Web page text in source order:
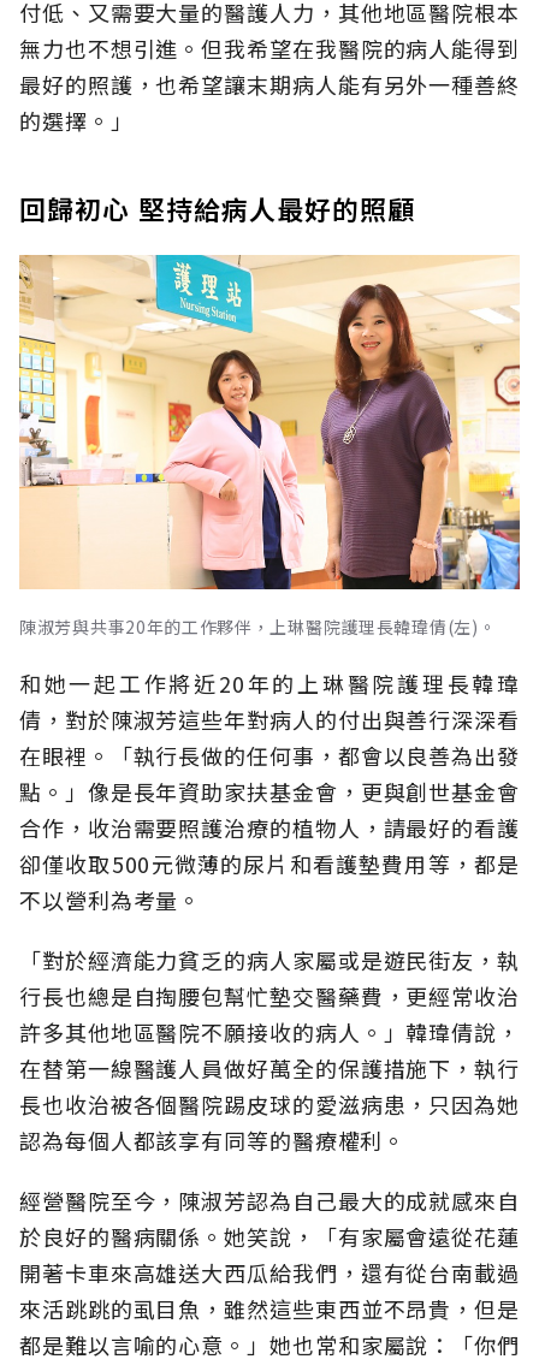
付低、又需要大量的醫護人力，其他地區醫院根本
無力也不想引進。但我希望在我醫院的病人能得到
最好的照護，也希望讓末期病人能有另外一種善終
的選擇。」
回歸初心 堅持給病人最好的照顧
陳淑芳與共事20年的工作夥伴，上琳醫院護理長韓瑋倩(左)。
和她一起工作將近20年的上琳醫院護理長韓瑋
倩，對於陳淑芳這些年對病人的付出與善行深深看
在眼裡。「執行長做的任何事，都會以良善為出發
點。」像是長年資助家扶基金會，更與創世基金會
合作，收治需要照護治療的植物人，請最好的看護
卻僅收取500元微薄的尿片和看護墊費用等，都是
不以營利為考量。
「對於經濟能力貧乏的病人家屬或是遊民街友，執
行長也總是自掏腰包幫忙墊交醫藥費，更經常收治
許多其他地區醫院不願接收的病人。」韓瑋倩說，
在替第一線醫護人員做好萬全的保護措施下，執行
長也收治被各個醫院踢皮球的愛滋病患，只因為她
認為每個人都該享有同等的醫療權利。
經營醫院至今，陳淑芳認為自己最大的成就感來自
於良好的醫病關係。她笑說，「有家屬會遠從花蓮
開著卡車來高雄送大西瓜給我們，還有從台南載過
來活跳跳的虱目魚，雖然這些東西並不昂貴，但是
都是難以言喻的心意。」她也常和家屬說：「你們